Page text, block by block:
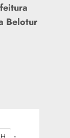
Belotur